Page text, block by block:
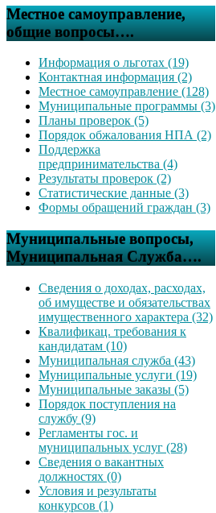
Местное самоуправление,
общие вопросы….
Информация о льготах (19)
Контактная информация (2)
Местное самоуправление (128)
Муниципальные программы (3)
Планы проверок (5)
Порядок обжалования НПА (2)
Поддержка
предпринимательства (4)
Результаты проверок (2)
Статистические данные (3)
Формы обращений граждан (3)
Муниципальные вопросы,
Муниципальная Служба….
Сведения о доходах, расходах,
об имуществе и обязательствах
имущественного характера (32)
Квалификац. требования к
кандидатам (10)
Муниципальная служба (43)
Муниципальные услуги (19)
Муниципальные заказы (5)
Порядок поступления на
службу (9)
Регламенты гос. и
муниципальных услуг (28)
Сведения о вакантных
должностях (0)
Условия и результаты
конкурсов (1)